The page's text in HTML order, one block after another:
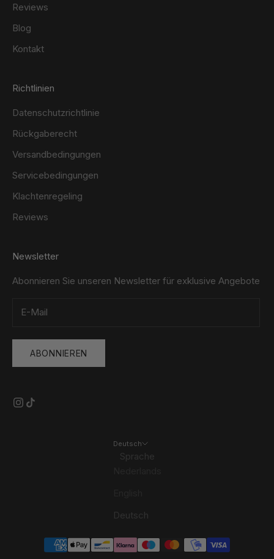
Reviews
Blog
Kontakt
Richtlinien
Datenschutzrichtlinie
Rückgaberecht
Versandbedingungen
Servicebedingungen
Klachtenregeling
Reviews
Newsletter
Abonnieren Sie unseren Newsletter für exklusive Angebote
ABONNIEREN
Deutsch
Sprache
Deutsch